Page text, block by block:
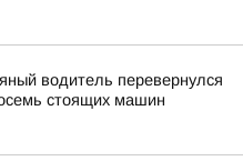
водитель перевернулся
стоящих машин